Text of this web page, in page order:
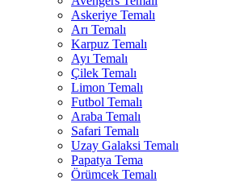
Askeriye Temalı
Arı Temalı
Karpuz Temalı
Ayı Temalı
Çilek Temalı
Limon Temalı
Futbol Temalı
Araba Temalı
Safari Temalı
Uzay Galaksi Temalı
Papatya Tema
Örümcek Temalı